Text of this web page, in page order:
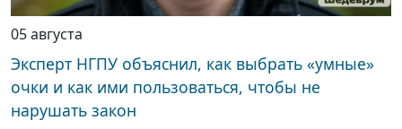
05 августа
Эксперт НГПУ объяснил, как выбрать «умные»
очки и как ими пользоваться, чтобы не
нарушать закон